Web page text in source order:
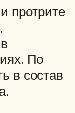
протрите
По
в состав